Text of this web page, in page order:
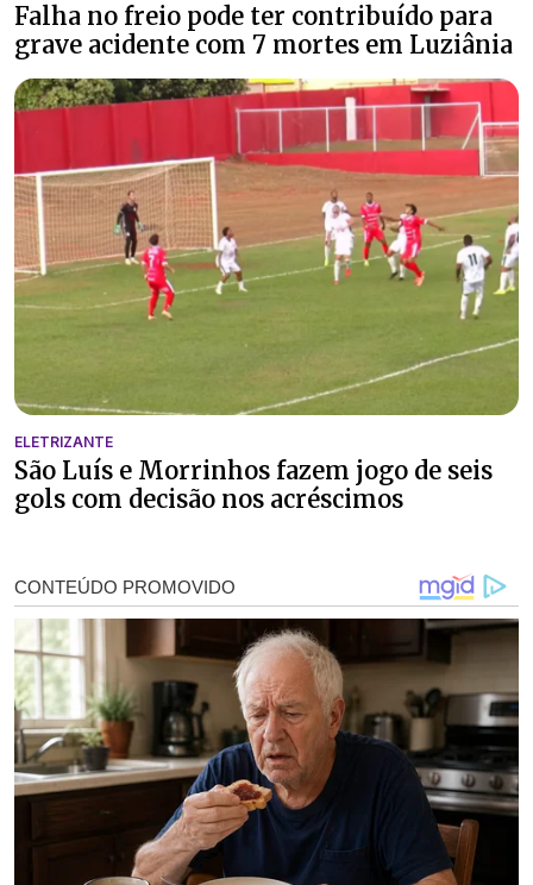
Falha no freio pode ter contribuído para
grave acidente com 7 mortes em Luziânia
ELETRIZANTE
São Luís e Morrinhos fazem jogo de seis
gols com decisão nos acréscimos